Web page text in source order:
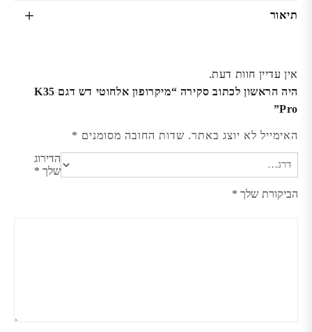
תיאור
אין עדיין חוות דעת.
היה הראשון לכתוב סקירה “מיקרופון אלחוטי דש דגם K35
Pro”
האימייל לא יוצג באתר. שדות החובה מסומנים *
הדירוג
שלך *
הביקורת שלך *